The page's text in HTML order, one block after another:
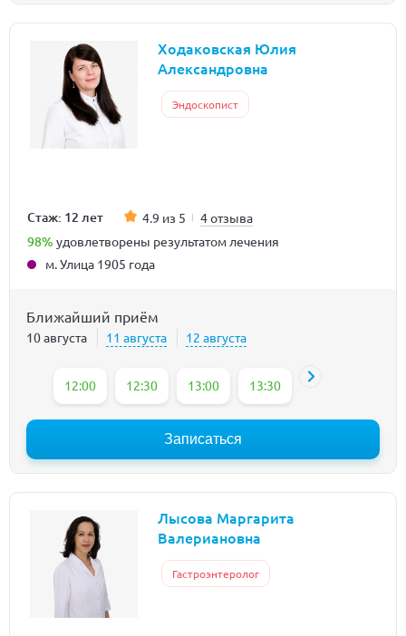
Ходаковская Юлия
Александровна
Эндоскопист
Стаж: 12 лет 4.9 из 5 4 отзыва
98% удовлетворены результатом лечения
м. Улица 1905 года
Ближайший приём
10 августа 11 августа 12 августа
12:00 12:30 13:00 13:30 14:00
Записаться
Лысова Маргарита
Валериановна
Гастроэнтеролог